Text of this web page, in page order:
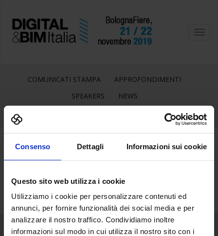
Consenso Dettagli Informazioni sui cookie
Questo sito web utilizza i cookie
Utilizziamo i cookie per personalizzare contenuti ed
annunci, per fornire funzionalità dei social media e per
analizzare il nostro traffico. Condividiamo inoltre
informazioni sul modo in cui utilizza il nostro sito con i
COMUNICATI STAMPA
APPROFONDIMENTI
SPEAKERS
NEWS